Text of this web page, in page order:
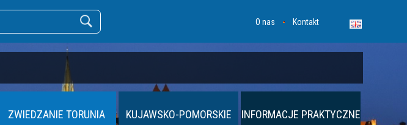
O nas Kontakt
ZWIEDZANIE TORUNIA KUJAWSKO-POMORSKIE INFORMACJE PRAKTYCZNE